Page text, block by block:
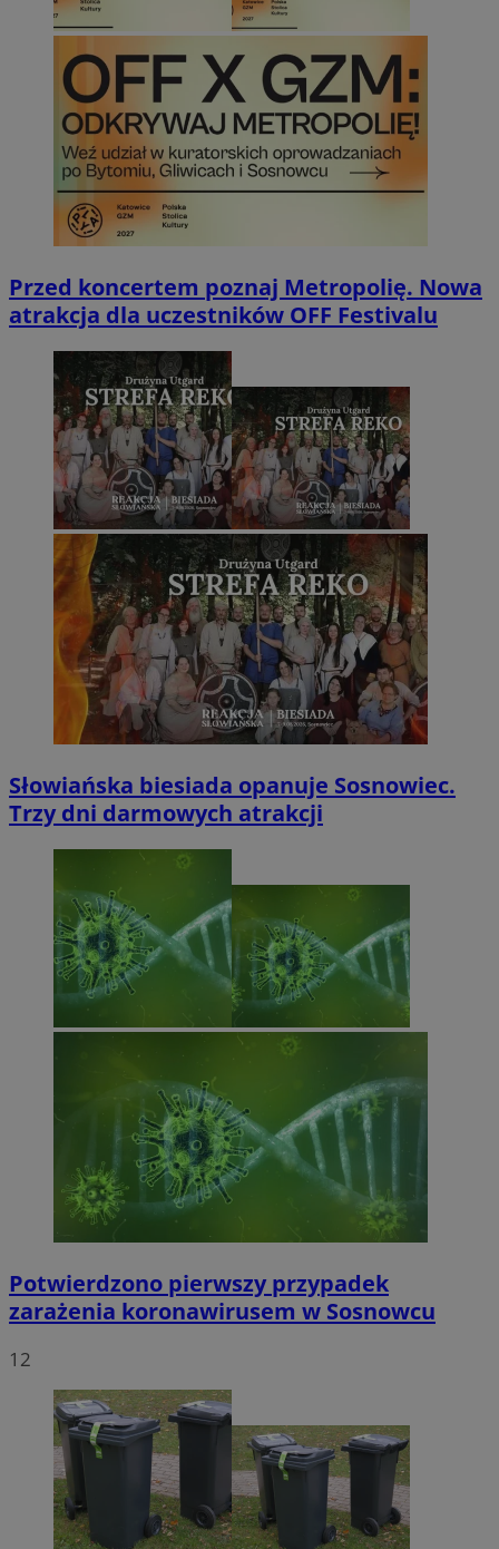
Przed koncertem poznaj Metropolię. Nowa
atrakcja dla uczestników OFF Festivalu
Słowiańska biesiada opanuje Sosnowiec.
Trzy dni darmowych atrakcji
Potwierdzono pierwszy przypadek
zarażenia koronawirusem w Sosnowcu
12